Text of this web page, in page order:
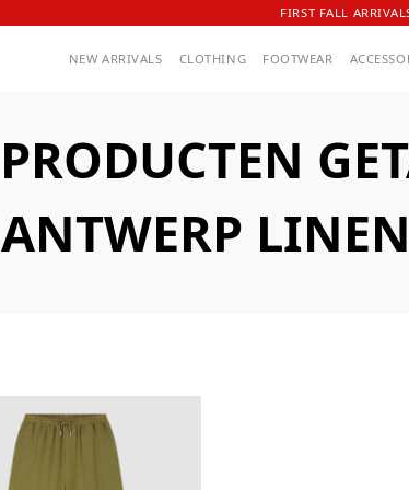
FIRST FALL
NEW ARRIVALS CLOTHING FOOTWEAR
PRODUCTEN
ANTWERP